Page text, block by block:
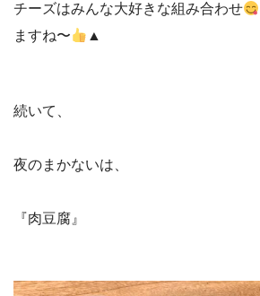
チーズはみんな大好きな組み合わせ
ますね〜
▲
続いて、
夜のまかないは、
『肉豆腐』